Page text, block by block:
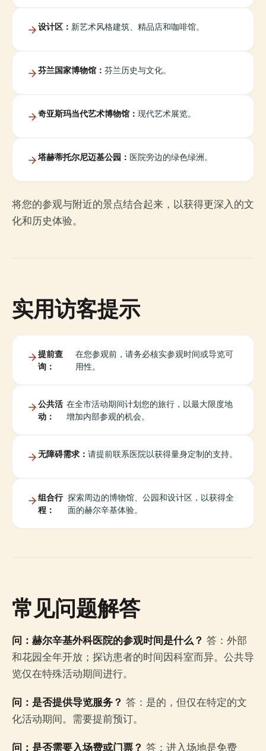
设计区： 新艺术风格建筑、精品店和咖啡馆。
芬兰国家博物馆： 芬兰历史与文化。
奇亚斯玛当代艺术博物馆： 现代艺术展览。
塔赫蒂托尔尼迈基公园： 医院旁边的绿色绿洲。
将您的参观与附近的景点结合起来，以获得更深入的文
化和历史体验。
实用访客提示
提前查
询：
在您参观前，请务必核实参观时间或导览可
用性。
公共活
动：
在全市活动期间计划您的旅行，以最大限度地
增加内部参观的机会。
无障碍需求： 请提前联系医院以获得量身定制的支持。
组合行
程：
探索周边的博物馆、公园和设计区，以获得全
面的赫尔辛基体验。
常见问题解答
问：赫尔辛基外科医院的参观时间是什么？ 答：外部
和花园全年开放；探访患者的时间因科室而异。公共导
览仅在特殊活动期间进行。
问：是否提供导览服务？ 答：是的，但仅在特定的文
化活动期间。需要提前预订。
问：是否需要入场费或门票？ 答：进入场地是免费